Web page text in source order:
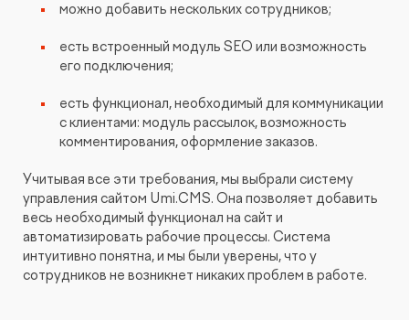
можно добавить нескольких сотрудников;
есть встроенный модуль SEO или возможность
его подключения;
есть функционал, необходимый для коммуникации
с клиентами: модуль рассылок, возможность
комментирования, оформление заказов.
Учитывая все эти требования, мы выбрали систему
управления сайтом Umi.CMS. Она позволяет добавить
весь необходимый функционал на сайт и
автоматизировать рабочие процессы. Система
интуитивно понятна, и мы были уверены, что у
сотрудников не возникнет никаких проблем в работе.